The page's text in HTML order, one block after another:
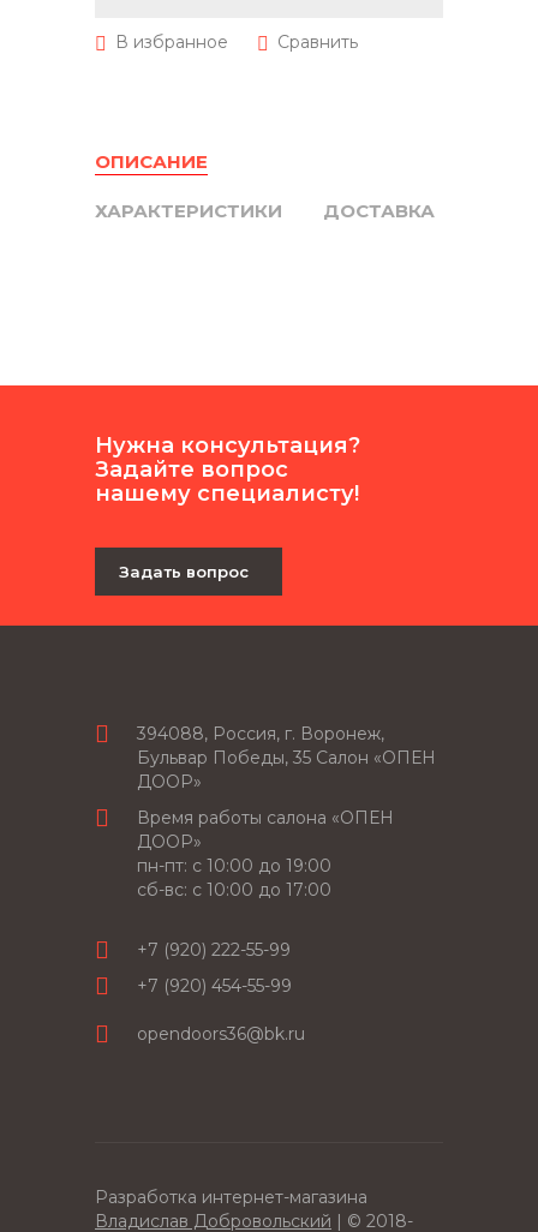
ОПИСАНИЕ
ХАРАКТЕРИСТИКИ ДОСТАВКА
Нужна консультация?
Задайте вопрос
нашему специалисту!
Задать вопрос
394088, Россия, г. Воронеж,
Бульвар Победы, 35 Салон «ОПЕН
ДООР»
Время работы салона «ОПЕН
ДООР»
пн-пт: c 10:00 до 19:00
сб-вс: с 10:00 до 17:00
+7 (920) 222-55-99
+7 (920) 454-55-99
opendoors36@bk.ru
Разработка интернет-магазина
Владислав Добровольский | © 2018-